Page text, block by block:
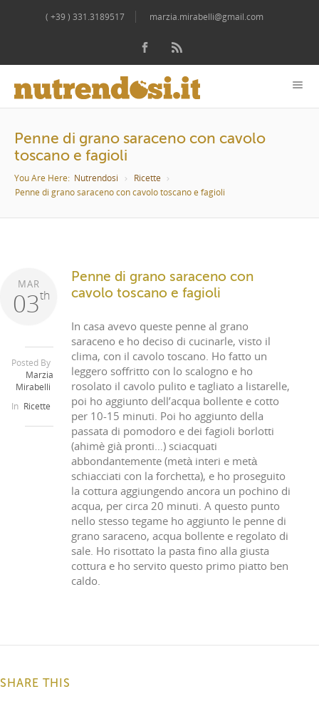
( +39 ) 331.3189517 marzia.mirabelli@gmail.com
Penne di grano saraceno con cavolo
toscano e fagioli
You Are Here: Nutrendosi
Ricette
Penne di grano saraceno con cavolo toscano e fagioli
03th
MAR
Posted By
Marzia
Mirabelli
In Ricette
Penne di grano saraceno con
cavolo toscano e fagioli
In casa avevo queste penne al grano
saraceno e ho deciso di cucinarle, visto il
clima, con il cavolo toscano. Ho fatto un
leggero soffritto con lo scalogno e ho
rosolato il cavolo pulito e tagliato a listarelle,
poi ho aggiunto dell’acqua bollente e cotto
per 10-15 minuti. Poi ho aggiunto della
passata di pomodoro e dei fagioli borlotti
(ahimè già pronti…) sciacquati
abbondantemente (metà interi e metà
schiacciati con la forchetta), e ho proseguito
la cottura aggiungendo ancora un pochino di
acqua, per circa 20 minuti. A questo punto
nello stesso tegame ho aggiunto le penne di
grano saraceno, acqua bollente e regolato di
sale. Ho risottato la pasta fino alla giusta
cottura e ho servito questo primo piatto ben
caldo.
SHARE THIS